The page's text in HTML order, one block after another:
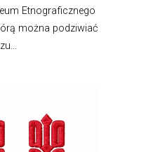
Etnograficznego
można podziwiać